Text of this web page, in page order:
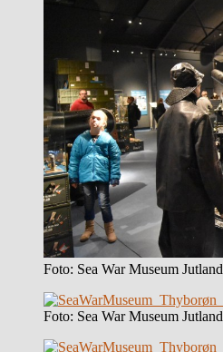
Foto: Sea War Museum Jutland
Foto: Sea War Museum Jutland